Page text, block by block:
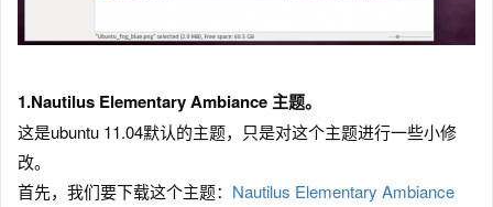
1.Nautilus Elementary Ambiance 主题。
这是ubuntu 11.04默认的主题，只是对这个主题进行一些小修
改。
首先，我们要下载这个主题： Nautilus Elementary Ambiance